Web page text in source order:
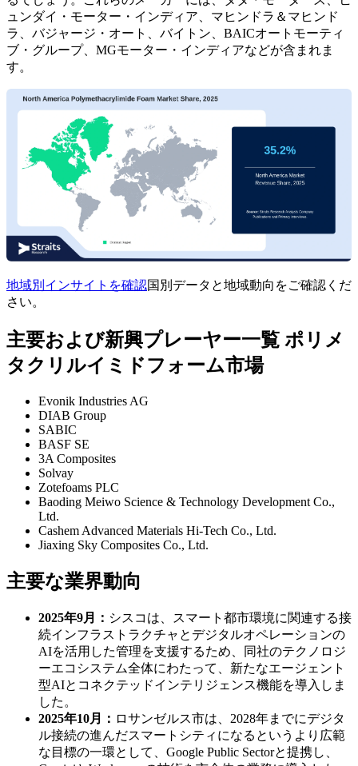
ュンダイ・モーター・インディア、マヒンドラ＆マヒンド
ラ、バジャージ・オート、バイトン、BAICオートモーティ
ブ・グループ、MGモーター・インディアなどが含まれま
す。
地域別インサイトを確認国別データと地域動向をご確認くだ
さい。
主要および新興プレーヤー一覧 ポリメ
タクリルイミドフォーム市場
Evonik Industries AG
DIAB Group
SABIC
BASF SE
3A Composites
Solvay
Zotefoams PLC
Baoding Meiwo Science & Technology Development Co.,
Ltd.
Cashem Advanced Materials Hi-Tech Co., Ltd.
Jiaxing Sky Composites Co., Ltd.
主要な業界動向
2025年9月： シスコは、スマート都市環境に関連する接
続インフラストラクチャとデジタルオペレーションの
AIを活用した管理を支援するため、同社のテクノロジ
ーエコシステム全体にわたって、新たなエージェント
型AIとコネクテッドインテリジェンス機能を導入しま
した。
2025年10月： ロサンゼルス市は、2028年までにデジタ
ル接続の進んだスマートシティになるというより広範
な目標の一環として、Google Public Sectorと提携し、